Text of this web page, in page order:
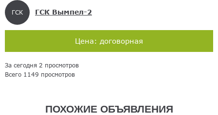
ГСК ГСК Вымпел-2
Цена: договорная
За сегодня 2 просмотров
Всего 1149 просмотров
ПОХОЖИЕ ОБЪЯВЛЕНИЯ